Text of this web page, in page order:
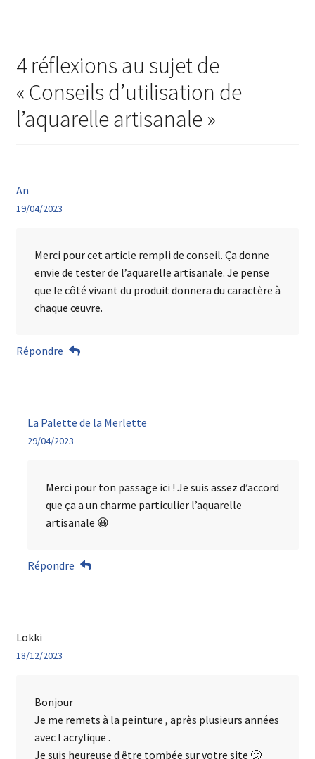
4 réflexions au sujet de
« Conseils d’utilisation de
l’aquarelle artisanale»
An
19/04/2023
Merci pour cet article rempli de conseil. Ça donne
envie de tester de l’aquarelle artisanale. Je pense
que le côté vivant du produit donnera du caractère à
chaque œuvre.
Répondre
La Palette de la Merlette
29/04/2023
Merci pour ton passage ici ! Je suis assez d’accord
que ça a un charme particulier l’aquarelle
artisanale 😀
Répondre
Lokki
18/12/2023
Bonjour
Je me remets à la peinture , après plusieurs années
avec l acrylique .
Je suis heureuse d être tombée sur votre site 🙂